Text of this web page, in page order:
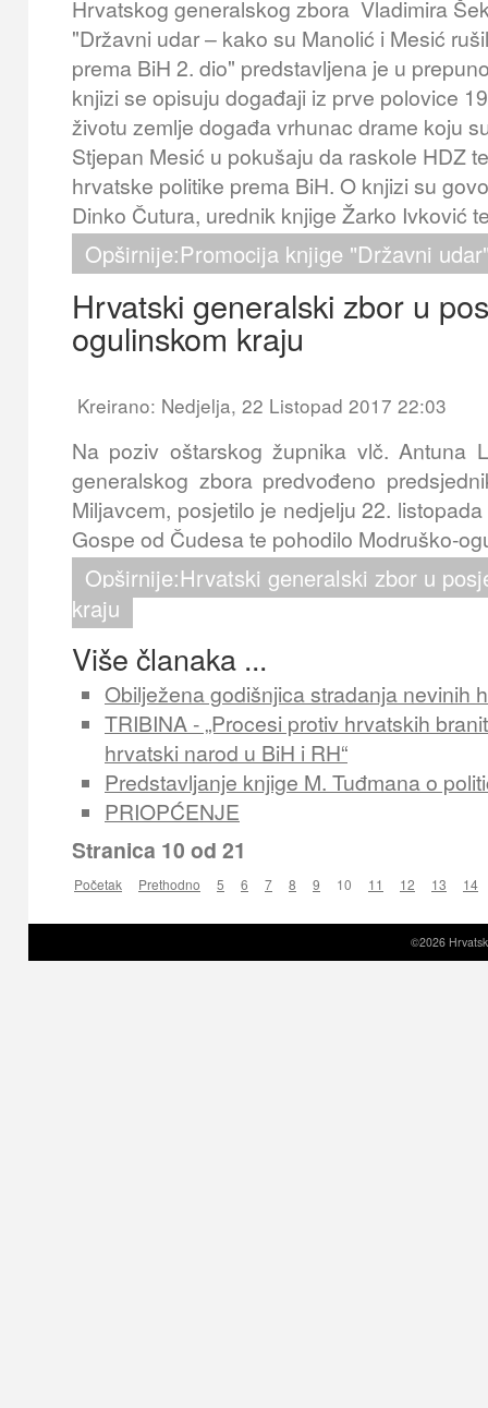
Hrvatskog generalskog zbora Vladimira
"Državni udar – kako su Manolić i Mesić
prema BiH 2. dio" predstavljena je u
knjizi se opisuju događaji iz prve polovice
životu zemlje događa vrhunac drame koju
Stjepan Mesić u pokušaju da raskole HDZ
hrvatske politike prema BiH. O knjizi su
Dinko Čutura, urednik knjige Žarko Ivković
Opširnije:Promocija knjige "Državni
Hrvatski generalski zbor u
ogulinskom kraju
Kreirano: Nedjelja, 22 Listopad 2017 22:03
Na poziv oštarskog župnika vlč. Antuna
generalskog zbora predvođeno
Miljavcem, posjetilo je nedjelju 22.
Gospe od Čudesa te pohodilo Modruško-
Opširnije:Hrvatski generalski zbor u
kraju
Više članaka ...
Obilježena godišnjica stradanja nevinih
TRIBINA - „Procesi protiv hrvatskih
hrvatski narod u BiH i RH“
Predstavljanje knjige M. Tuđmana o
PRIOPĆENJE
Stranica 10 od 21
Početak Prethodno 5 6 7 8 9 10 11 12 13 14
©2026